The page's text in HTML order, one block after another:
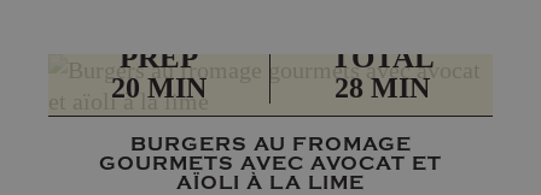
PRÉP
20 MIN
TOTAL
28 MIN
BURGERS AU FROMAGE
GOURMETS AVEC AVOCAT ET
AÏOLI À LA LIME